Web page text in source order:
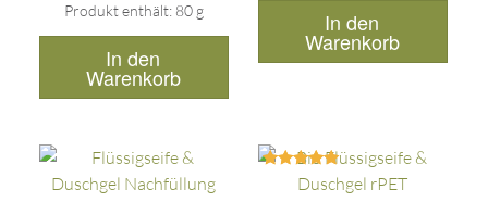
Produkt enthält: 80 g
In den
Warenkorb
In den
Warenkorb
Bewertet
mit